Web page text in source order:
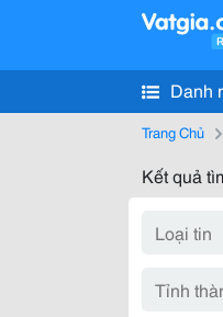
Danh
Trang Chủ
Kết quả